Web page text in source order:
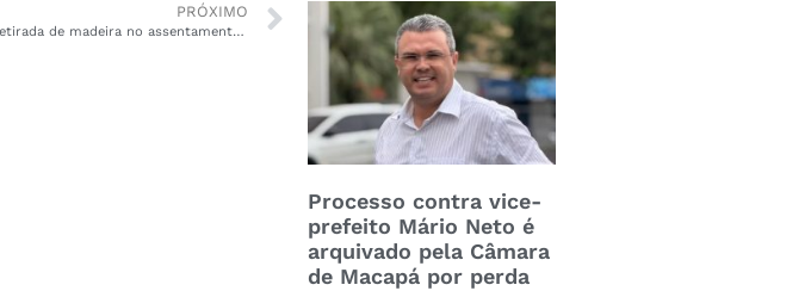
PRÓXIMO
MPF requer imediata paralisação da retirada de madeira no assentamento extrativista Maracá, em Mazagão (AP)
Processo contra vice-
prefeito Mário Neto é
arquivado pela Câmara
de Macapá por perda